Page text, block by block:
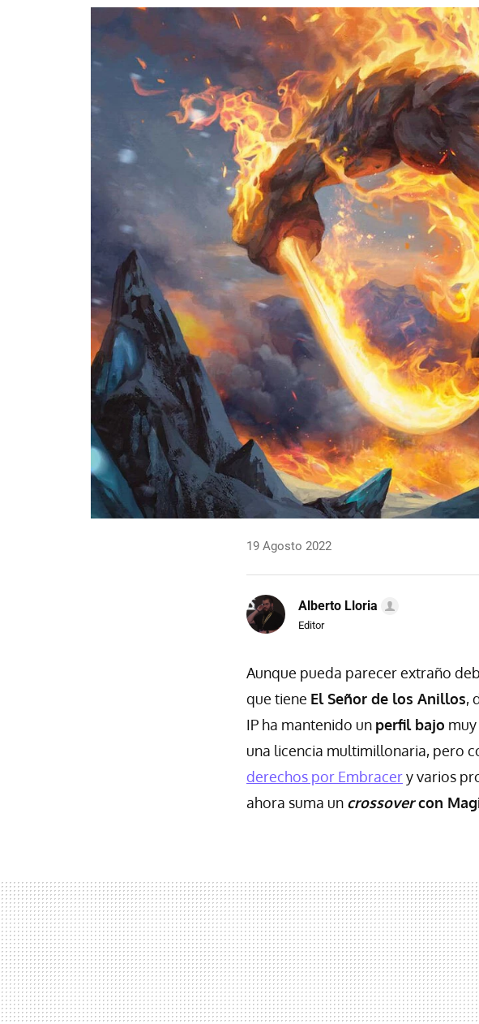
MAIL
19 Agosto 2022
Alberto Lloria
Editor
Aunque pueda parecer extraño
que tiene El Señor de los Anillos,
IP ha mantenido un perfil bajo
una licencia multimillonaria, pero
derechos por Embracery varios
ahora suma un crossovercon